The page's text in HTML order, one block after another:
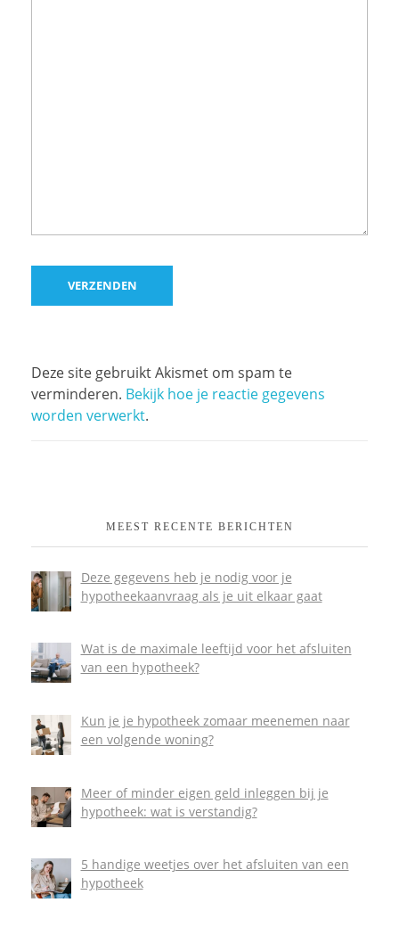
Deze site gebruikt Akismet om spam te
verminderen. Bekijk hoe je reactie gegevens
worden verwerkt.
MEEST RECENTE BERICHTEN
Deze gegevens heb je nodig voor je
hypotheekaanvraag als je uit elkaar gaat
Wat is de maximale leeftijd voor het afsluiten
van een hypotheek?
Kun je je hypotheek zomaar meenemen naar
een volgende woning?
Meer of minder eigen geld inleggen bij je
hypotheek: wat is verstandig?
5 handige weetjes over het afsluiten van een
hypotheek